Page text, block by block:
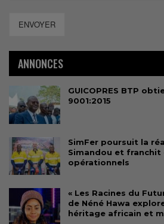
ENVOYER
ANNONCES
GUICOPRES BTP
9001:2015
SimFer poursuit la
Simandou et franchit
opérationnels
« Les Racines du
de Néné Hawa
héritage africain et